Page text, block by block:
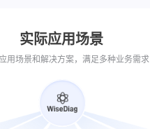
实际应用场景
用场景和解决方案，满足多种业务需求